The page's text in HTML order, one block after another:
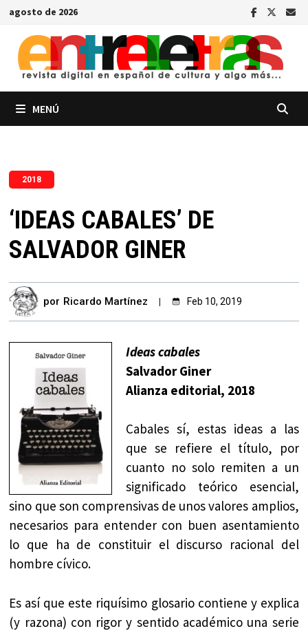
Saltar
contenido
agosto de 2026
MENÚ
2018
‘IDEAS CABALES’ DE
SALVADOR GINER
por Ricardo Martínez Feb 10, 2019
Ideas cabales
Salvador Giner
Alianza editorial, 2018
Cabales sí, estas ideas a las
que se refiere el título, por
cuanto no solo remiten a un
significado teórico esencial,
sino que son comprensivas de unos valores amplios,
necesarios para entender con buen asentamiento
lo que ha de constituir el discurso racional del
hombre cívico.
Es así que este riquísimo glosario contiene y explica
(y razona) con rigor y sentido académico una serie